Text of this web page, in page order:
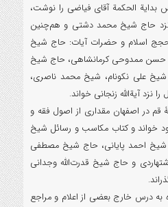
بدایة الحکمة آقای فیاضی را نوشت،
نزد حاج شیخ محمد دشتی و هم‌چنین
اسلام و حضرات آیات: حاج شیخ
حسن ممدوحی کرمانشاهی، حاج شیخ
شیخ علی نکونام، شیخ محمد ناصری،
نزد آیةالله زنجانی خواند.
قم در اصفهان مقداری از اصول فقه و
خواند و کتاب مکاسب و رسائل شیخ
شیخ احمد پایانی، حاج شیخ مصطفی
و حاج شیخ قدرت‌الله وجدانی
درس خارج بعضی از اعلام و مراجع